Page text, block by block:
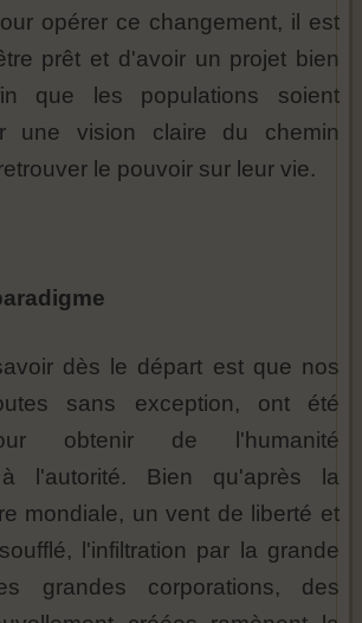
opérer ce changement, il est
prêt et d'avoir un projet bien
que les populations soient
une vision claire du chemin
le pouvoir sur leur vie.
dès le départ est que nos
sans exception, ont été
obtenir de l'humanité
à l'autorité. Bien qu'après la
mondiale, un vent de liberté et
l'infiltration par la grande
grandes corporations, des